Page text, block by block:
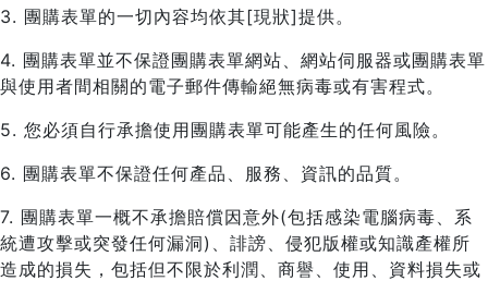
3. 團購表單的一切內容均依其[現狀]提供。
4. 團購表單並不保證團購表單網站、網站伺服器或團購表單
與使用者間相關的電子郵件傳輸絕無病毒或有害程式。
5. 您必須自行承擔使用團購表單可能產生的任何風險。
6. 團購表單不保證任何產品、服務、資訊的品質。
7. 團購表單一概不承擔賠償因意外(包括感染電腦病毒、系
統遭攻擊或突發任何漏洞)、誹謗、侵犯版權或知識產權所
造成的損失，包括但不限於利潤、商譽、使用、資料損失或